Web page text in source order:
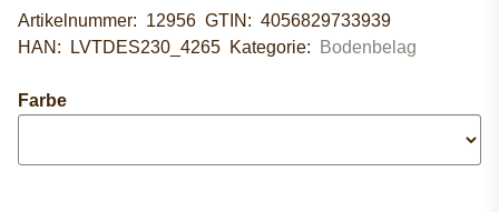
Artikelnummer: 12956 GTIN: 4056829733939
HAN:
LVTDES230_4265 Kategorie: Bodenbelag
Farbe